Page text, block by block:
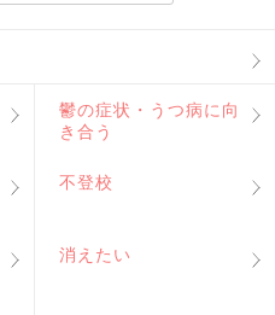
鬱の症状・うつ病に向
き合う
不登校
消えたい